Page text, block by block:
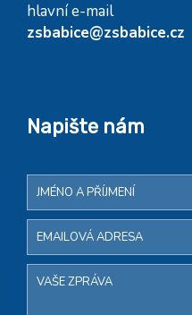
hlavní e-mail
zsbabice@zsbabice.cz
Napište nám